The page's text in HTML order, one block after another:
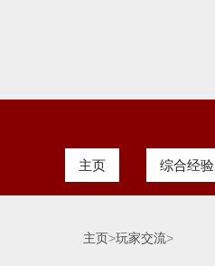
主页 综合经验
主页>玩家交流>